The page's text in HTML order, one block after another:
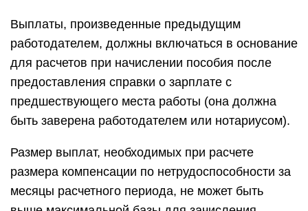
Выплаты, произведенные предыдущим
работодателем, должны включаться в основание
для расчетов при начислении пособия после
предоставления справки о зарплате с
предшествующего места работы (она должна
быть заверена работодателем или нотариусом).
Размер выплат, необходимых при расчете
размера компенсации по нетрудоспособности за
месяцы расчетного периода, не может быть